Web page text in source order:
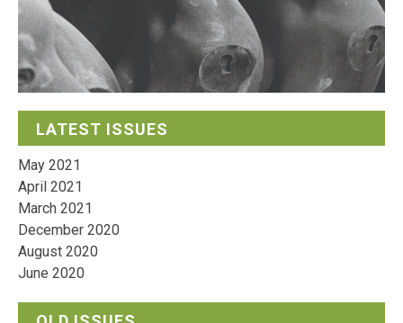
LATEST ISSUES
May 2021
April 2021
March 2021
December 2020
August 2020
June 2020